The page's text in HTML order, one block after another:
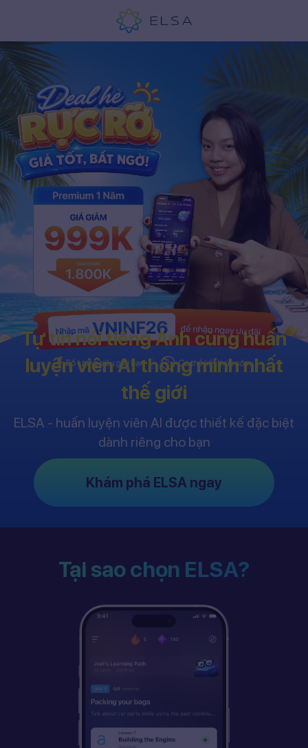
Tự tin nói tiếng Anh cùng huấn
luyện viên AI thông minh nhất
thế giới
ELSA - huấn luyện viên AI được thiết kế đặc biệt
dành riêng cho bạn
Khám phá ELSA ngay
Tại sao chọn ELSA?